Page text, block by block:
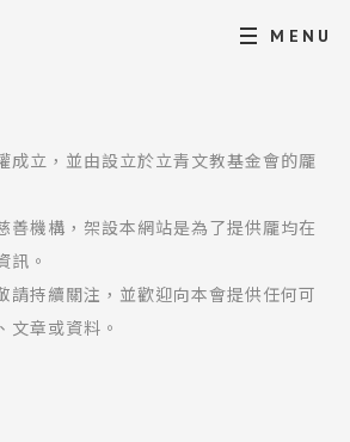
MENU
成立，並由設立於立青文教基金會的龎
善機構，架設本網站是為了提供龎均在
訊。
請持續關注，並歡迎向本會提供任何可
文章或資料。